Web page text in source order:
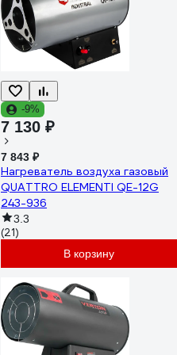
-9%
7 130 ₽
7 843 ₽
Нагреватель воздуха газовый
QUATTRO ELEMENTI QE-12G
243-936
3.3
(21)
В корзину